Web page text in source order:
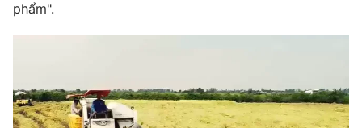
VTV4
Liên hệ tòa soạn English
phẩm".